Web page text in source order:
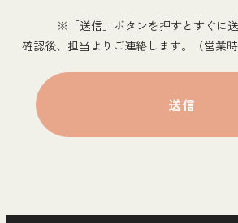
※「送信」ボタンを押すとすぐに送
確認後、担当よりご連絡します。（営業